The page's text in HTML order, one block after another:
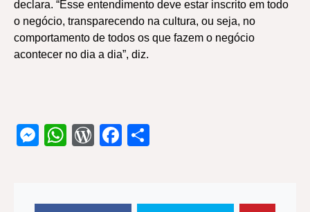
declara. “Esse entendimento deve estar inscrito em todo
o negócio, transparecendo na cultura, ou seja, no
comportamento de todos os que fazem o negócio
acontecer no dia a dia”, diz.
Messenger
WhatsApp
WordPress
Facebook